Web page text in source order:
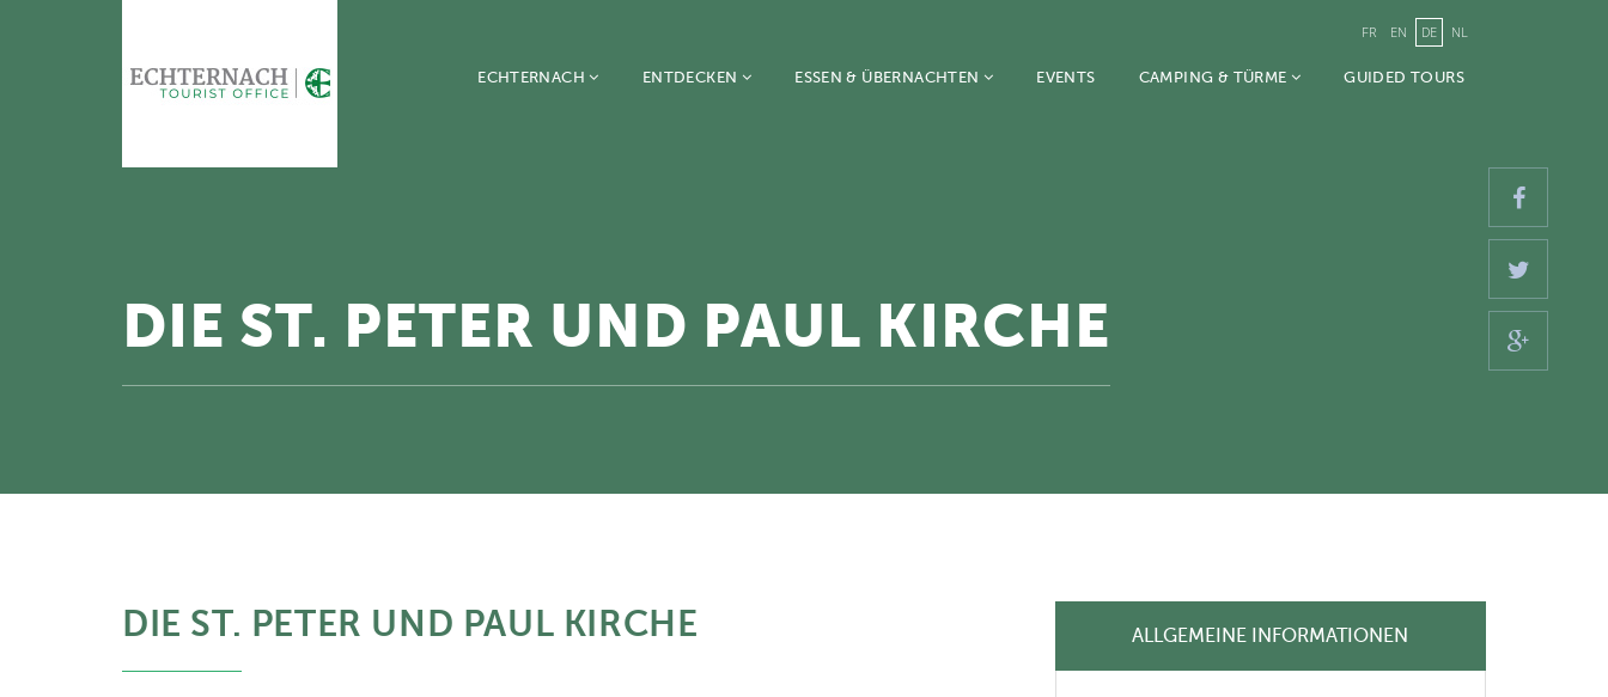
FR EN DE NL
ECHTERNACH ENTDECKEN ESSEN & ÜBERNACHTEN EVENTS CAMPING & TÜRME GUIDED TOURS
DIE ST. PETER UND PAUL KIRCHE
DIE ST. PETER UND PAUL KIRCHE ALLGEMEINE INFORMATIONEN